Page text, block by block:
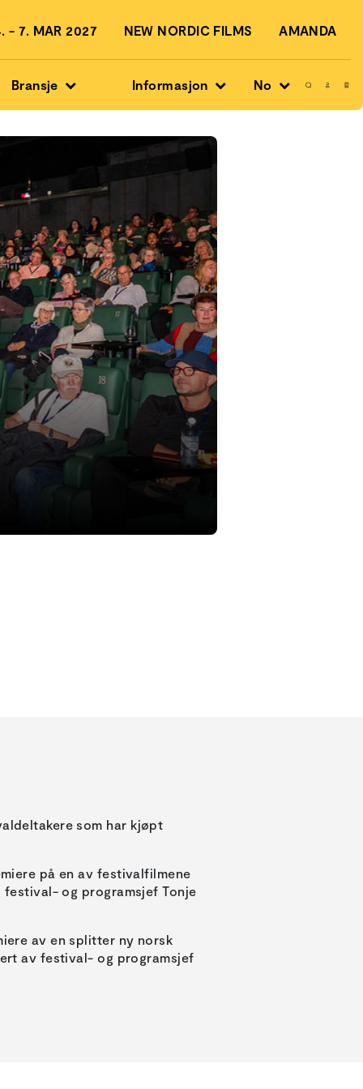
- 7. MAR 2027 NEW NORDIC FILMS AMANDA
Bransje Informasjon No
som har kjøpt
på en av festivalfilmene
festival- og programsjef Tonje
av en splitter ny norsk
av festival- og programsjef